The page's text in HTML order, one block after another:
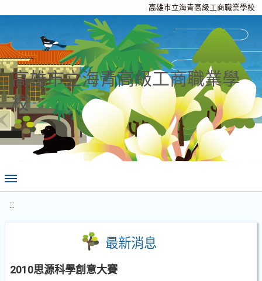
高雄市立海青高級工商職業學校
高雄市立海青高級工商職業學
校
:::
最新消息
2010思源科學創意大賽